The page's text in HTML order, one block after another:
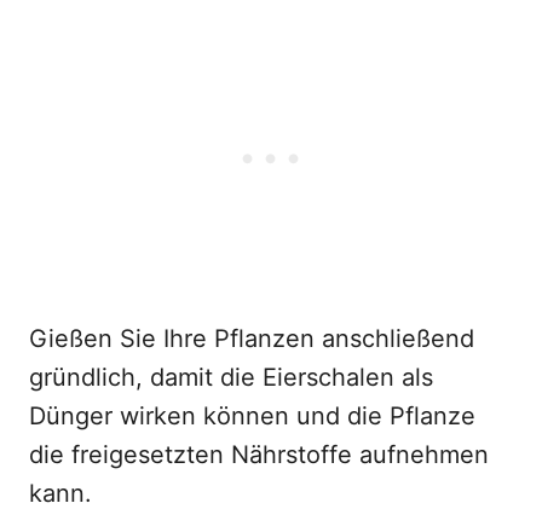
Gießen Sie Ihre Pflanzen anschließend
gründlich, damit die Eierschalen als
Dünger wirken können und die Pflanze
die freigesetzten Nährstoffe aufnehmen
kann.